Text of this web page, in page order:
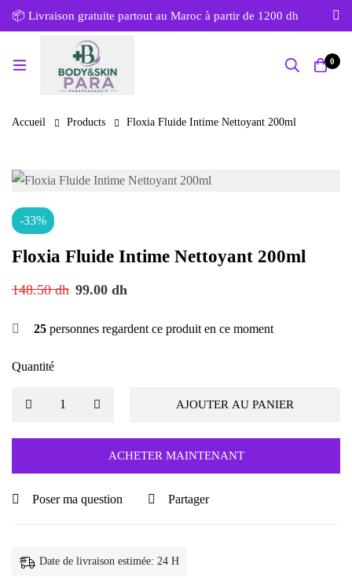
📦 Livraison gratuite partout au Maroc à partir de 1200 dh
0
Accueil Products Floxia Fluide Intime Nettoyant 200ml
-33%
Floxia Fluide Intime Nettoyant 200ml
148.50dh 99.00 dh
25 personnes regardent ce produit en ce moment
Quantité
AJOUTER AU PANIER
ACHETER MAINTENANT
Poser ma question Partager
Date de livraison estimée: 24 H